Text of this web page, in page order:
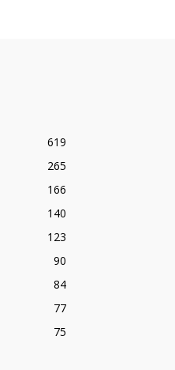
619
265
166
140
123
90
84
77
75